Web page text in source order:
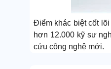
Điểm khác biệt cốt
hơn 12.000 kỹ sư
cứu công nghệ mới.